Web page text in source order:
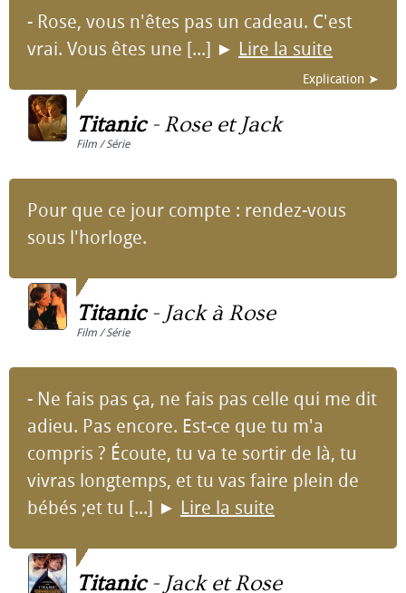
- Rose, vous n'êtes pas un cadeau. C'est
vrai. Vous êtes une [...] ► Lire la suite
Explication ➤
Titanic- Rose et Jack
Film / Série
Pour que ce jour compte : rendez-vous
sous l'horloge.
Titanic- Jack à Rose
Film / Série
- Ne fais pas ça, ne fais pas celle qui me dit
adieu. Pas encore. Est-ce que tu m'a
compris ? Écoute, tu va te sortir de là, tu
vivras longtemps, et tu vas faire plein de
bébés ;et tu [...] ► Lire la suite
Titanic- Jack et Rose